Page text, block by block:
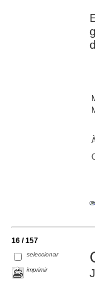
16 / 157
seleccionar
imprimir